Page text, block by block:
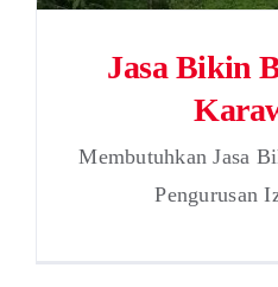
Jasa Bikin
Membutuhkan Jasa
Pengurusan